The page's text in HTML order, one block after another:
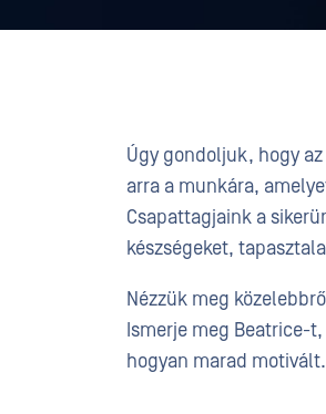
Úgy gondoljuk, hogy
arra a munkára,
Csapattagjaink a
készségeket,
Nézzük meg
Ismerje meg Beatrice-
hogyan marad motivált.